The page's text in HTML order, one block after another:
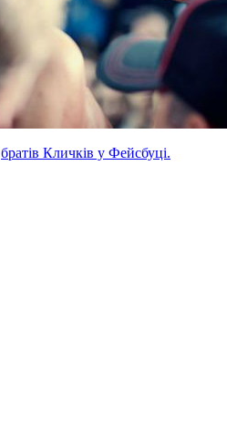
братів Кличків у Фейсбуці.